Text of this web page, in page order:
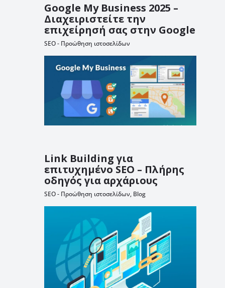
Google My Business 2025 –
Διαχειριστείτε την
επιχείρησή σας στην Google
SEO - Προώθηση ιστοσελίδων
Link Building για
επιτυχημένο SEO – Πλήρης
οδηγός για αρχάριους
SEO - Προώθηση ιστοσελίδων, Blog